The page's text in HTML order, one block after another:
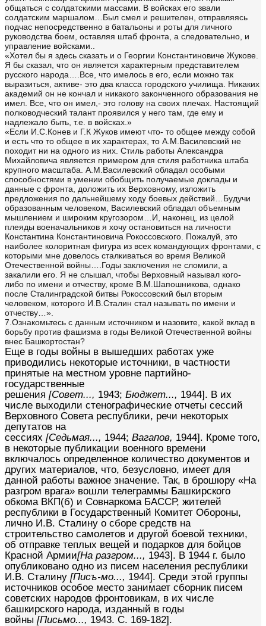
общаться с солдатскими массами. В войсках его звали
солдатским маршалом…Был смел и решителен, отправляясь
подчас непосредственно в батальоны и роты для личного
руководства боем, оставляя штаб фронта, а следовательно, и
управление войсками..
«Хотел бы я здесь сказать и о Георгии Константиновиче Жукове.
Я бы сказал, что он является характерным представителем
русского народа….Все, что имелось в его, если можно так
выразиться, активе- это два класса городского училища. Никаких
академий он не кончал и никакого законченного образования не
имел. Все, что он имел,- это голову на своих плечах. Настоящий
полководческий талант проявился у него там, где ему и
надлежало быть, т.е. в войсках.»
«Если И.С.Конев и Г.К Жуков имеют что- то общее между собой
и есть что то общее в их характерах, то А.М.Василевский не
походит ни на одного из них. Стиль работы Александра
Михайловича является примером для стиля работника штаба
крупного масштаба. А.М.Василевский обладал особыми
способностями в умении обобщить получаемые доклады и
данные с фронта, доложить их Верховному, изложить
предложения по дальнейшему ходу боевых действий…Будучи
образованным человеком, Василевский обладал объемным
мышлением и широким кругозором…И, наконец, из целой
плеяды военачальников я хочу остановиться на личности
Константина Константиновича Рокоссовского. Пожалуй, это
наиболее колоритная фигура из всех командующих фронтами, с
которыми мне довелось сталкиваться во время Великой
Отечественной войны….Годы заключения не сломили, а
закалили его. Я не слышал, чтобы Верховный называл кого-
либо по имени и отчеству, кроме В.М.Шапошникова, однако
после Сталинградской битвы Рокоссовский был вторым
человеком, которого И.В.Сталин стал называть по имени и
отчеству…».
7.Ознакомьтесь с данным источником и назовите, какой вклад в
борьбу против фашизма в годы Великой Отечественной войны
внес Башкортостан?
Еще в годы войны в вышедших работах уже
приводились некоторые источники, в частности
принятые на местном уровне партийно-
государственные
решения [Совет..., 1943; Бюджет..., 1944]. В их
числе выходили стенографические отчеты сессий
Верховного Совета республики, речи некоторых
депутатов на
сессиях [Седьмая..., 1944; Вагапов, 1944]. Кроме того,
в некоторые публикации военного времени
включалось определенное количество документов и
других материалов, что, безусловно, имеет для
данной работы важное значение. Так, в брошюру «На
разгром врага» вошли телеграммы Башкирского
обкома ВКП(б) и Совнаркома БАССР, жителей
республики в Государственный Комитет Обороны,
лично И.В. Сталину о сборе средств на
строительство самолетов и другой боевой техники,
об отправке теплых вещей и подарков для бойцов
Красной Армии[На разгром..., 1943]. В 1944 г. было
опубликовано одно из писем населения республики
И.В. Сталину [Писъ-мо..., 1944]. Среди этой группы
источников особое место занимает сборник писем
советских народов фронтовикам, в их числе
башкирского народа, изданный в годы
войны [Письмо..., 1943. С. 169-182].